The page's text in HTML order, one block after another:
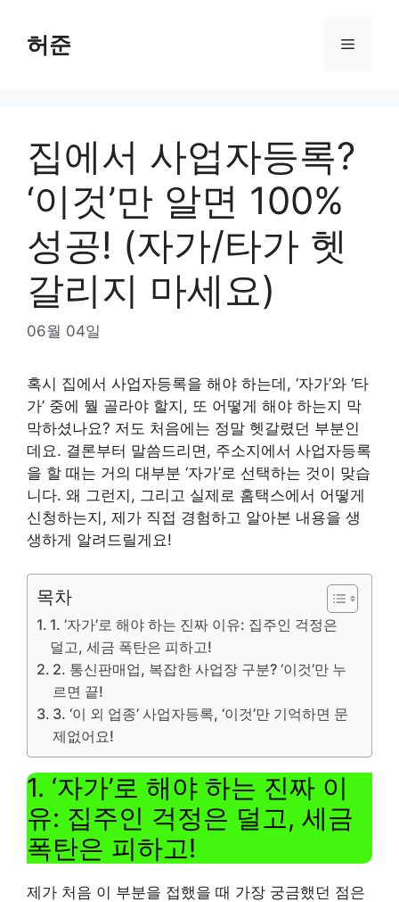
content
허준 Menu
집에서 사업자등록?
‘이것’만 알면 100%
성공! (자가/타가 헷
갈리지 마세요)
06월 04일
혹시 집에서 사업자등록을 해야 하는데, ‘자가’와 ‘타
가’ 중에 뭘 골라야 할지, 또 어떻게 해야 하는지 막
막하셨나요? 저도 처음에는 정말 헷갈렸던 부분인
데요. 결론부터 말씀드리면, 주소지에서 사업자등록
을 할 때는 거의 대부분 ‘자가’로 선택하는 것이 맞습
니다. 왜 그런지, 그리고 실제로 홈택스에서 어떻게
신청하는지, 제가 직접 경험하고 알아본 내용을 생
생하게 알려드릴게요!
목차
1. ‘자가’로 해야 하는 진짜 이유: 집주인 걱정은
덜고, 세금 폭탄은 피하고!
2. 통신판매업, 복잡한 사업장 구분? ‘이것’만 누
르면 끝!
3. ‘이 외 업종’ 사업자등록, ‘이것’만 기억하면 문
제없어요!
1. ‘자가’로 해야 하는 진짜 이
유: 집주인 걱정은 덜고, 세금
폭탄은 피하고!
제가 처음 이 부분을 접했을 때 가장 궁금했던 점은